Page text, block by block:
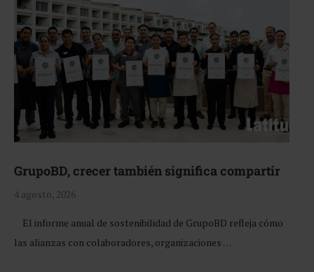
GrupoBD, crecer también significa compartir
4 agosto, 2026
El informe anual de sostenibilidad de GrupoBD refleja cómo
las alianzas con colaboradores, organizaciones …